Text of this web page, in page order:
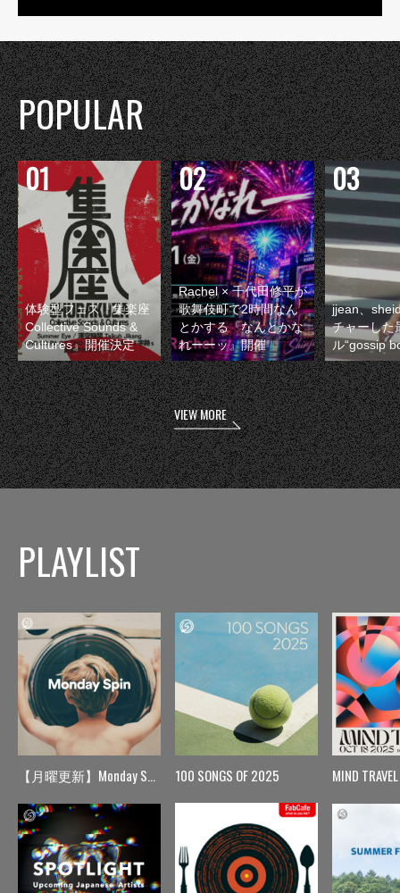
POPULAR
体験型フェス『集楽座
Collective Sounds &
Cultures』開催決定
Rachel × 千代田修平が
歌舞伎町で2時間なん
とかする『なんとかな
れーーッ』開催
jjean、
チャーした
ル“gossip
VIEW MORE
PLAYLIST
【月曜更新】Monday Spin 100 SONGS OF 2025 MIND TRAVEL